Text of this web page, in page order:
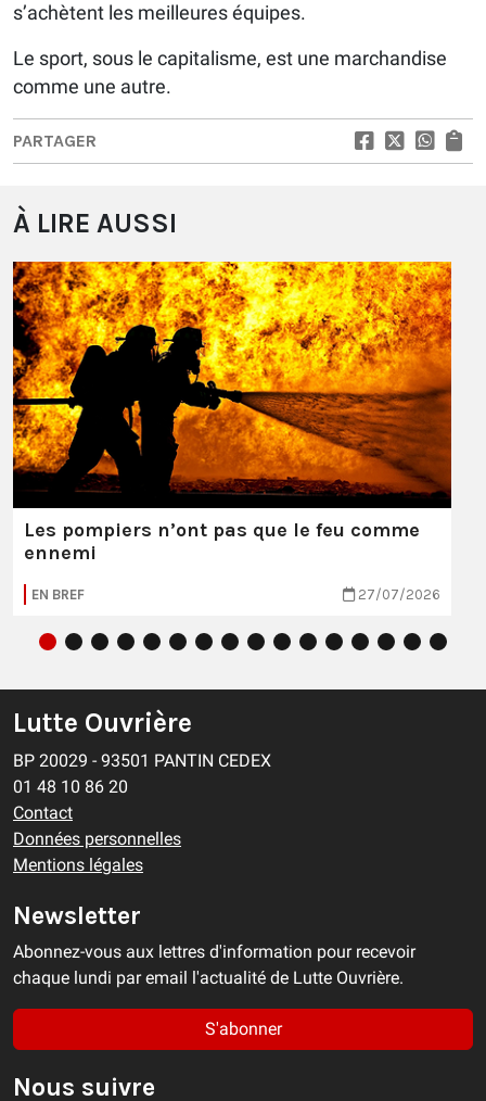
s’achètent les meilleures équipes.
Le sport, sous le capitalisme, est une marchandise
comme une autre.
PARTAGER
À LIRE AUSSI
Les pompiers n’ont pas que le feu comme
ennemi
EN BREF 27/07/2026
Lutte Ouvrière
BP 20029 - 93501 PANTIN CEDEX
01 48 10 86 20
Contact
Données personnelles
Mentions légales
Newsletter
Abonnez-vous aux lettres d'information pour recevoir
chaque lundi par email l'actualité de Lutte Ouvrière.
S'abonner
Nous suivre